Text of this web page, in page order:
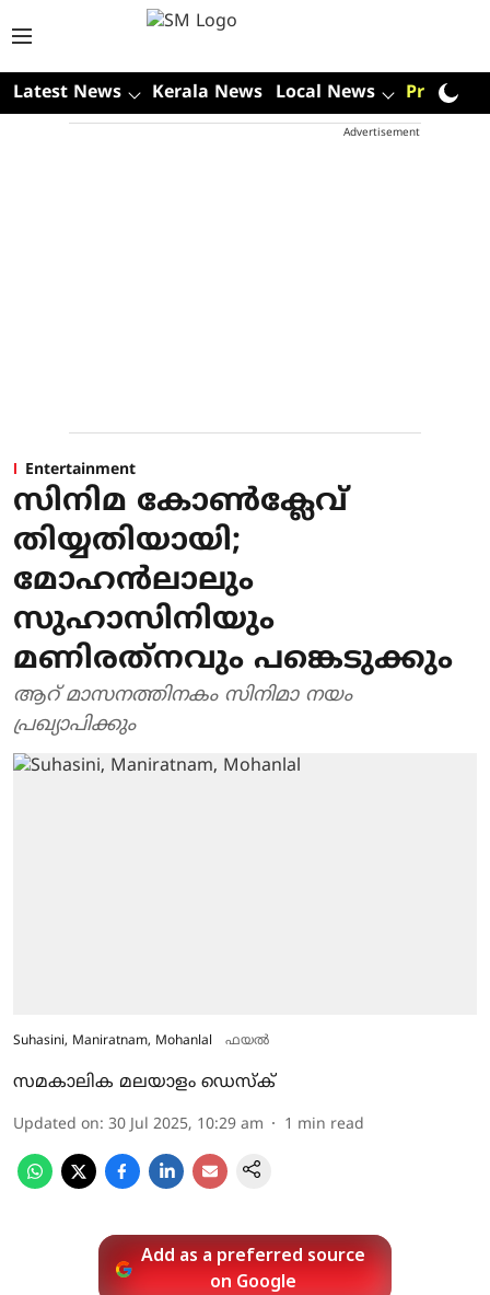
Latest News Kerala News Local News Premium
Advertisement
Entertainment
സിനിമ കോണ്‍ക്ലേവ്
തിയ്യതിയായി;
മോഹന്‍ലാലും
സുഹാസിനിയും
മണിരത്‌നവും പങ്കെടുക്കും
ആറ് മാസനത്തിനകം സിനിമാ നയം
പ്രഖ്യാപിക്കും
Suhasini, Maniratnam, Mohanlal ഫയല്‍
സമകാലിക മലയാളം ഡെസ്ക്
Updated on: 30 Jul 2025, 10:29 am 1 min read
Add as a preferred source
on Google